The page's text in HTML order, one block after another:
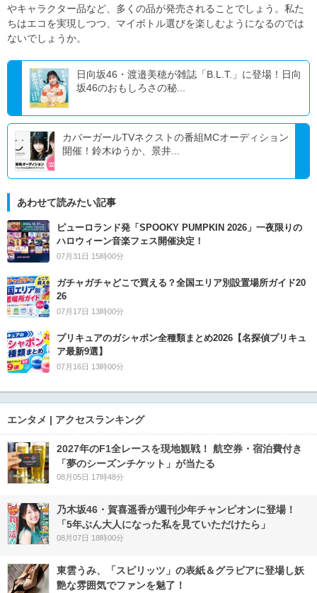
やキャラクター品など、多くの品が発売されることでしょう。私た
ちはエコを実現しつつ、マイボトル選びを楽しむようになるのでは
ないでしょうか。
日向坂46・渡邉美穂が雑誌「B.L.T.」に登場！日向
坂46のおもしろさの秘...
カバーガールTVネクストの番組MCオーディション
開催！鈴木ゆうか、景井...
あわせて読みたい記事
ピューロランド発「SPOOKY PUMPKIN 2026」一夜限りの
ハロウィーン音楽フェス開催決定！
07月31日 15時00分
ガチャガチャどこで買える？全国エリア別設置場所ガイド20
26
07月17日 13時00分
プリキュアのガシャポン全種類まとめ2026【名探偵プリキュ
ア最新9選】
07月16日 13時00分
エンタメ | アクセスランキング
2027年のF1全レースを現地観戦！ 航空券・宿泊費付き
「夢のシーズンチケット」が当たる
08月05日 17時48分
乃木坂46・賀喜遥香が週刊少年チャンピオンに登場！
「5年ぶん大人になった私を見ていただけたら」
08月07日 18時00分
東雲うみ、「スピリッツ」の表紙＆グラビアに登場し妖
艶な雰囲気でファンを魅了！